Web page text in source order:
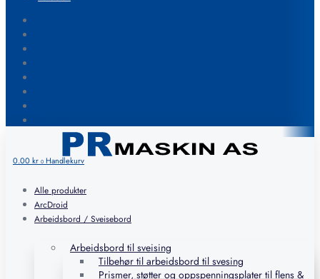
0.00kr 0 Handlekurv
Alle produkter
ArcDroid
Arbeidsbord / Sveisebord
Arbeidsbord til sveising
Tilbehør til arbeidsbord til svesing
Prismer, støtter og oppspenningsplater til flens &